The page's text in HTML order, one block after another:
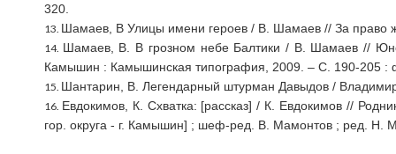
320.
Шамаев, В Улицы имени героев / В. Шамаев // За
Шамаев, В. В грозном небе Балтики / В. Шамаев //
Камышин : Камышинская типография, 2009. – С. 190-205 :
Шантарин, В. Легендарный штурман Давыдов /
Евдокимов, К. Схватка: [рассказ] / К. Евдокимов //
гор. округа - г. Камышин] ; шеф-ред. В. Мамонтов ; ред. Н.